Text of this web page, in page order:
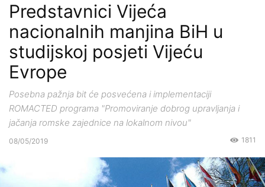
Predstavnici Vijeća
nacionalnih manjina BiH u
studijskoj posjeti Vijeću
Evrope
Posebna pažnja bit će posvećena i implementaciji
ROMACTED programa "Promoviranje dobrog upravljanja i
jačanja romske zajednice na lokalnom nivou"
08/05/2019 1811